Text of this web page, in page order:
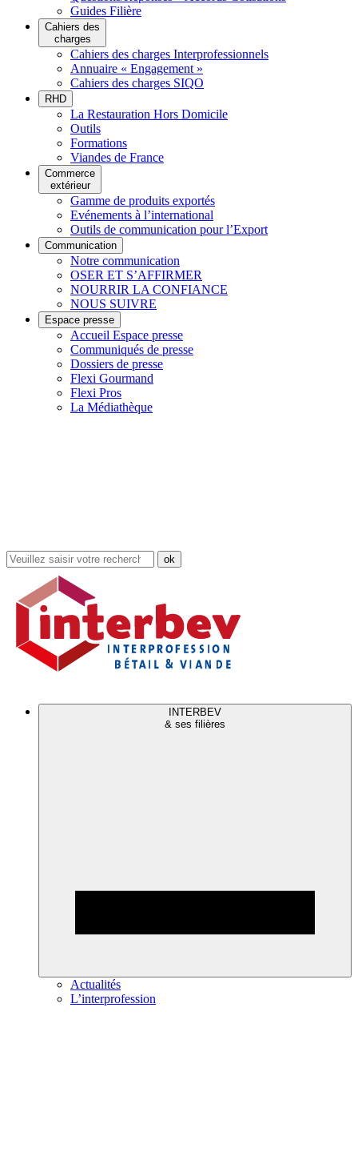
Guides Filière
Cahiers des
charges
Cahiers des charges Interprofessionnels
Annuaire « Engagement »
Cahiers des charges SIQO
RHD
La Restauration Hors Domicile
Outils
Formations
Viandes de France
Commerce
extérieur
Gamme de produits exportés
Evénements à l’international
Outils de communication pour l’Export
Communication
Notre communication
OSER ET S’AFFIRMER
NOURRIR LA CONFIANCE
NOUS SUIVRE
Espace presse
Accueil Espace presse
Communiqués de presse
Dossiers de presse
Flexi Gourmand
Flexi Pros
La Médiathèque
Rechercher
dans
site
INTERBEV
& ses filières
Actualités
L’interprofession